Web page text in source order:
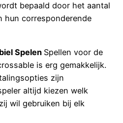
bepaald door het aantal
hun corresponderende
Spelen Spellen voor de
is erg gemakkelijk.
zijn
altijd kiezen welk
wil gebruiken bij elk